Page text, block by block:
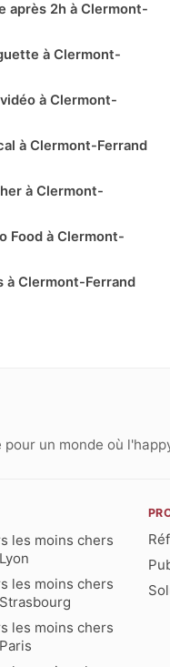
après 2h à Clermont-
à Clermont-
à Clermont-
à Clermont-Ferrand
à Clermont-
Food à Clermont-
à Clermont-Ferrand
un monde où
les moins chers
les moins chers
les moins chers